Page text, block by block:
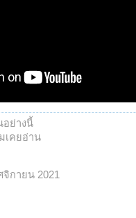
อย่างนี้
เคยอ่าน
จิกายน 2021